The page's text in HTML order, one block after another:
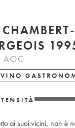
AOC
VINO
ai suoi vicini, non è